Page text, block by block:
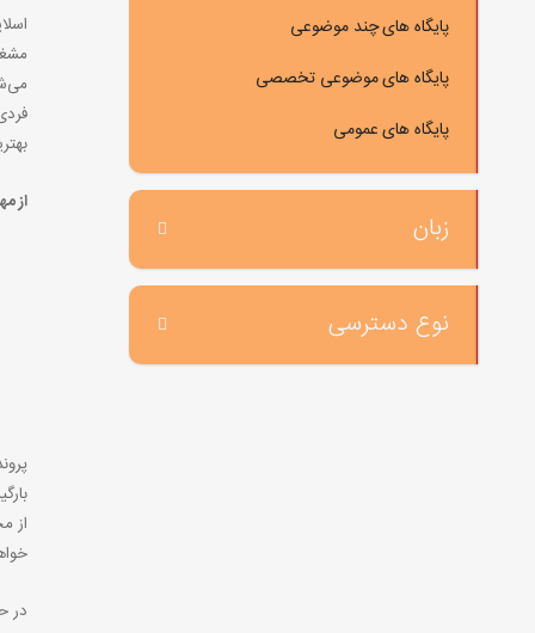
از
از
در
پایگاه های چند موضوعی
پایگاه های موضوعی تخصصی
پایگاه های عمومی
زبان
نوع دسترسی